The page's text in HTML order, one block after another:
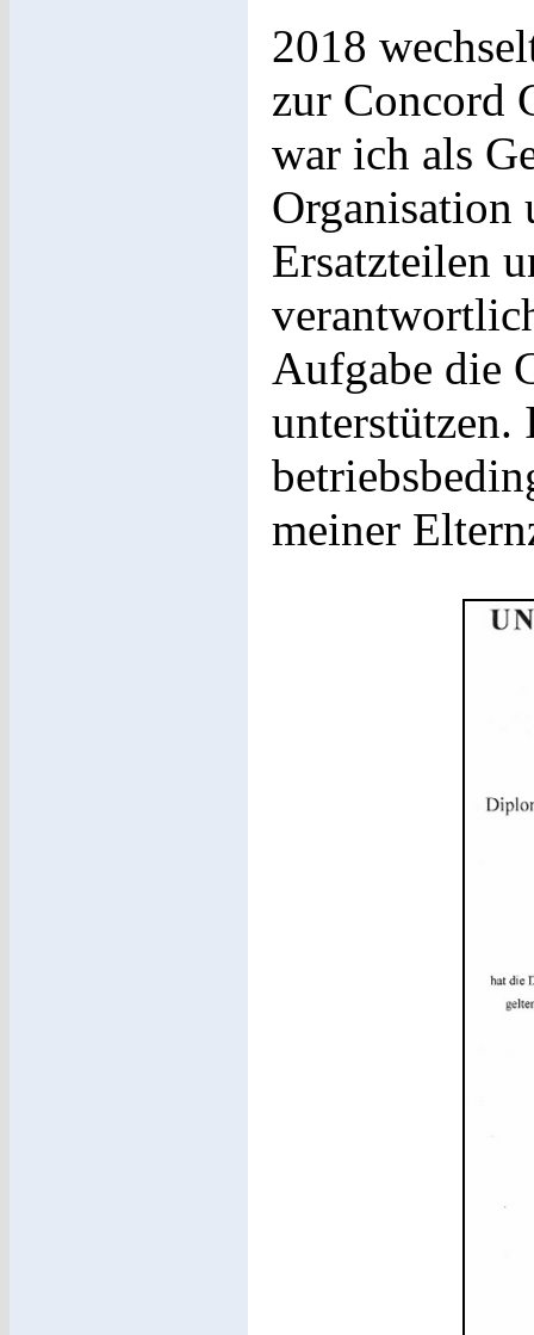
2018
zur Concord
war ich als
Organisation
Ersatzteilen
Aufgabe die
unterstützen.
meiner